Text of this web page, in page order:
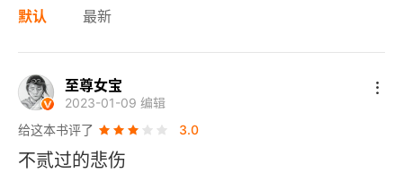
默认 最新
至尊女宝
2023-01-09 编辑
给这本书评了
3.0
不贰过的悲伤